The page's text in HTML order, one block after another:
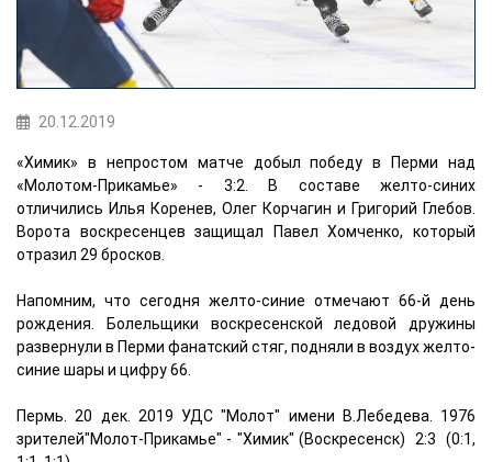
20.12.2019
«Химик» в непростом матче добыл победу в Перми над
«Молотом-Прикамье» - 3:2. В составе желто-синих
отличились Илья Коренев, Олег Корчагин и Григорий Глебов.
Ворота воскресенцев защищал Павел Хомченко, который
отразил 29 бросков.
Напомним, что сегодня желто-синие отмечают 66-й день
рождения. Болельщики воскресенской ледовой дружины
развернули в Перми фанатский стяг, подняли в воздух желто-
синие шары и цифру 66.
Пермь. 20 дек. 2019 УДС "Молот" имени В.Лебедева. 1976
зрителей"Молот-Прикамье" - "Химик" (Воскресенск) 2:3 (0:1,